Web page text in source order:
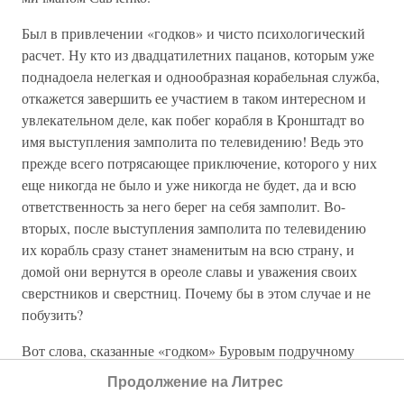
Был в привлечении «годков» и чисто психологический
расчет. Ну кто из двадцатилетних пацанов, которым уже
поднадоела нелегкая и однообразная корабельная служба,
откажется завершить ее участием в таком интересном и
увлекательном деле, как побег корабля в Кронштадт во
имя выступления замполита по телевидению! Ведь это
прежде всего потрясающее приключение, которого у них
еще никогда не было и уже никогда не будет, да и всю
ответственность за него берег на себя замполит. Во-
вторых, после выступления замполита по телевидению
их корабль сразу станет знаменитым на всю страну, и
домой они вернутся в ореоле славы и уважения своих
сверстников и сверстниц. Почему бы в этом случае и не
побузить?
Вот слова, сказанные «годком» Буровым подручному
Саблина матросу Шейну на его сообщение о затеянном
замполитом мятеже: «Люблю такие заварухи».
Продолжение на Литрес